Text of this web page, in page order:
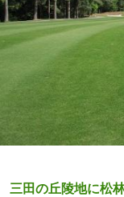
三田の丘陵地に松